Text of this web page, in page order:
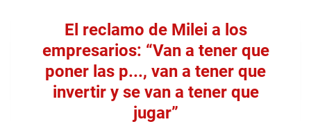
El reclamo de Milei a los
empresarios: “Van a tener que
poner las p..., van a tener que
invertir y se van a tener que
jugar”